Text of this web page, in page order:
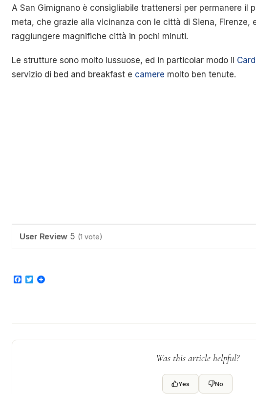
A San Gimignano è consigliabile trattenersi per permanere il
meta, che grazie alla vicinanza con le città di Siena, Firenze,
raggiungere magnifiche città in pochi minuti.
Le strutture sono molto lussuose, ed in particolar modo il
servizio di bed and breakfast e camere molto ben tenute.
User Review 5 (1 vote)
Facebook
Twitter
Was this article helpful?
Yes No